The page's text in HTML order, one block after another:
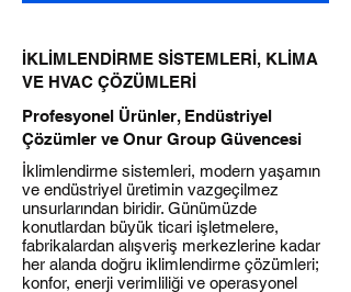
İKLİMLENDİRME SİSTEMLERİ, KLİMA
VE HVAC ÇÖZÜMLERİ
Profesyonel Ürünler, Endüstriyel
Çözümler ve Onur Group Güvencesi
İklimlendirme sistemleri, modern yaşamın
ve endüstriyel üretimin vazgeçilmez
unsurlarından biridir. Günümüzde
konutlardan büyük ticari işletmelere,
fabrikalardan alışveriş merkezlerine kadar
her alanda doğru iklimlendirme çözümleri;
konfor, enerji verimliliği ve operasyonel